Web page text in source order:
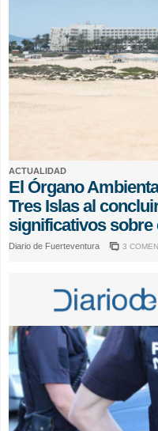
ACTUALIDAD
El Órgano
Tres Islas al
significativos
Diario de Fuerteventura 3